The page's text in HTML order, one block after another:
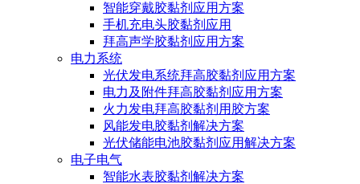
智能穿戴胶黏剂应用方案
手机充电头胶黏剂应用
拜高声学胶黏剂应用方案
电力系统
光伏发电系统拜高胶黏剂应用方案
电力及附件拜高胶黏剂应用方案
火力发电拜高胶黏剂用胶方案
风能发电胶黏剂解决方案
光伏储能电池胶黏剂应用解决方案
电子电气
智能水表胶黏剂解决方案